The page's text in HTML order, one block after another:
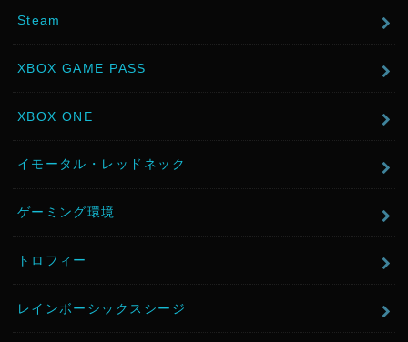
Steam
XBOX GAME PASS
XBOX ONE
イモータル・レッドネック
ゲーミング環境
トロフィー
レインボーシックスシージ